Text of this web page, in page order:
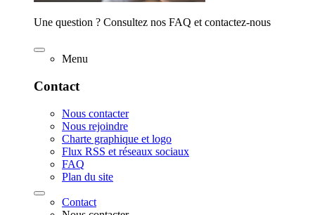
Une question ? Consultez nos FAQ et contactez-nous
Menu
Contact
Nous contacter
Nous rejoindre
Charte graphique et logo
Flux RSS et réseaux sociaux
FAQ
Plan du site
Contact